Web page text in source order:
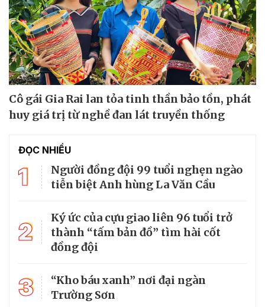
Cô gái Gia Rai lan tỏa tinh thần bảo tồn, phát
huy giá trị từ nghề đan lát truyền thống
ĐỌC NHIỀU
1
Người đồng đội 99 tuổi nghẹn ngào
tiễn biệt Anh hùng La Văn Cầu
2
Ký ức của cựu giao liên 96 tuổi trở
thành “tấm bản đồ” tìm hài cốt
đồng đội
3
“Kho báu xanh” nơi đại ngàn
Trường Sơn